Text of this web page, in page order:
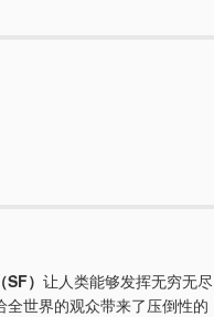
） 让人类能够发挥无穷无尽
世界的观众带来了压倒性的